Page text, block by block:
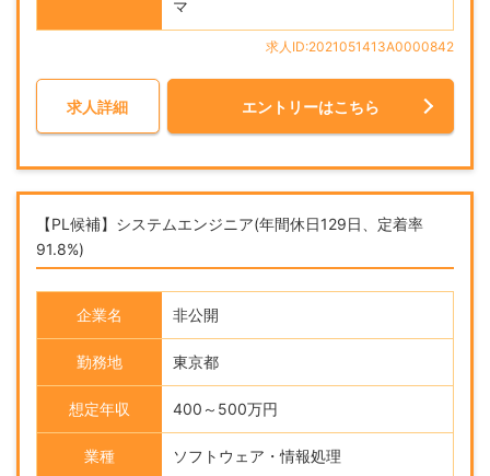
マ
求人ID:2021051413A0000842
求人詳細 エントリーはこちら
【PL候補】システムエンジニア(年間休日129日、定着率
91.8%)
企業名 非公開
勤務地 東京都
想定年収 400～500万円
業種 ソフトウェア・情報処理